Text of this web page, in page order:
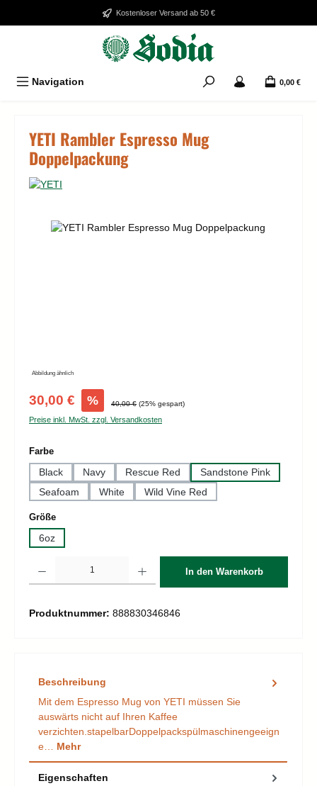
Zum Hauptinhalt springenKostenloser Versand ab 50 €
Navigation 0,00 €
YETI Rambler Espresso Mug
Doppelpackung
Bildergalerie überspringen
Abbildung ähnlich
Verkaufspreis:
30,00 € % Regulärer Preis:
40,00 € (25% gespart)
Preise inkl. MwSt. zzgl. Versandkosten
Farbeauswählen
Black Navy Rescue Red
Sandstone Pink
Seafoam
White Wild Vine Red
Größeauswählen
6oz
In den Warenkorb
Produktnummer: 888830346846
Beschreibung
Mit dem Espresso Mug von YETI müssen Sie
auswärts nicht auf Ihren Kaffee
verzichten.stapelbarDoppelpackspülmaschinengeeign
e… Mehr
Eigenschaften